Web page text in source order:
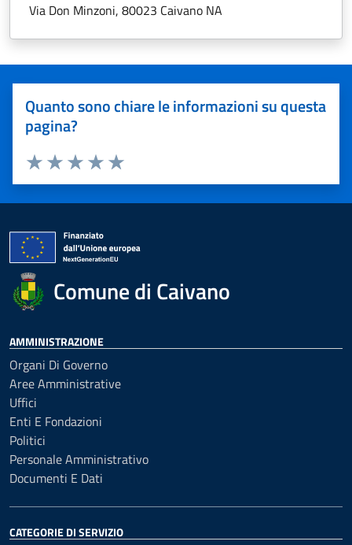
Via Don Minzoni, 80023 Caivano NA
Quanto sono chiare le informazioni su questa
pagina?
Valuta 5 stelle su 5
Valuta 4 stelle su 5
Valuta 3 stelle su 5
Valuta 2 stelle su 5
Valuta 1 stelle su 5
Comune di Caivano
AMMINISTRAZIONE
Organi Di Governo
Aree Amministrative
Uffici
Enti E Fondazioni
Politici
Personale Amministrativo
Documenti E Dati
CATEGORIE DI SERVIZIO